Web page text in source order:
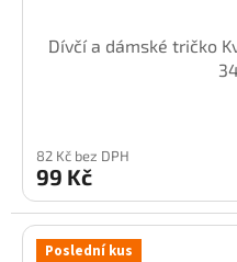
Dívčí a dámské tričko
82 Kč bez DPH
99 Kč
Poslední kus